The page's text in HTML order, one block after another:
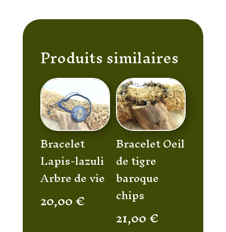
Produits similaires
Bracelet
Lapis-lazuli
Arbre de vie
20,00€
Bracelet Oeil
de tigre
baroque
chips
21,00€